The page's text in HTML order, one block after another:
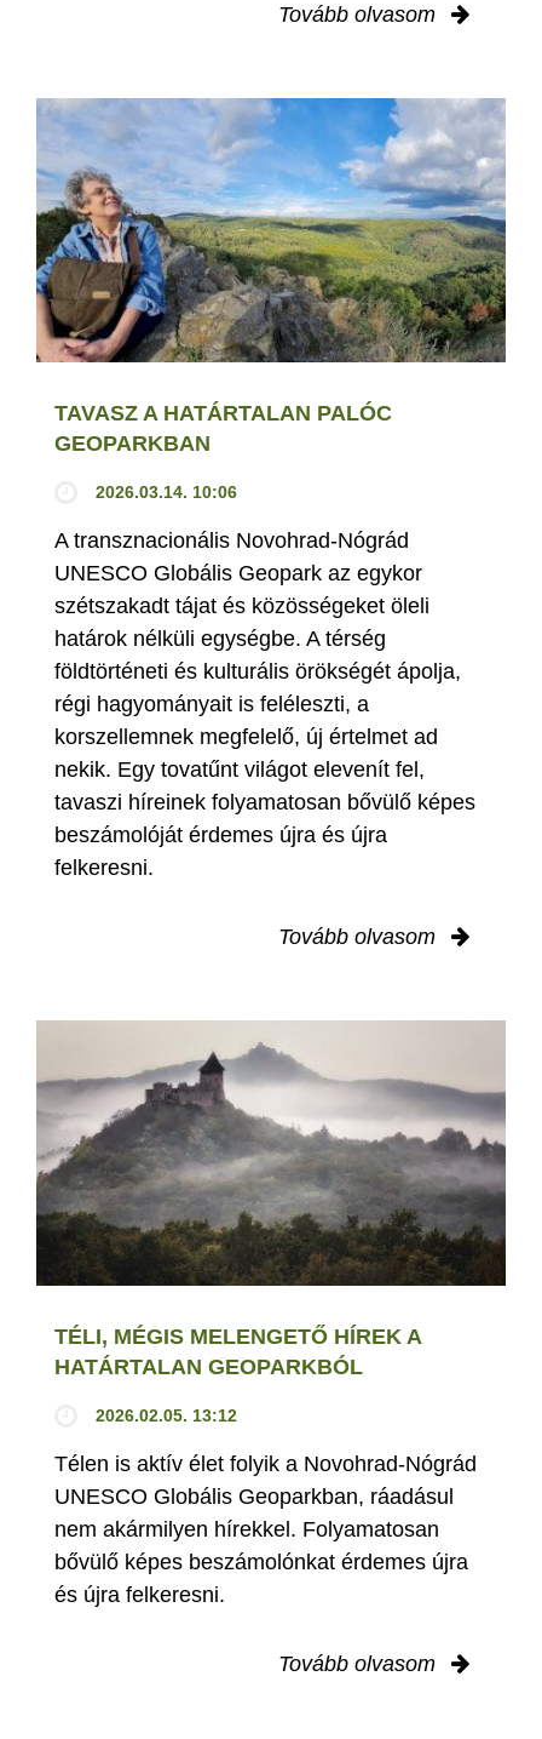
Tovább olvasom
TAVASZ A HATÁRTALAN PALÓC
GEOPARKBAN
2026.03.14. 10:06
A transznacionális Novohrad-Nógrád
UNESCO Globális Geopark az egykor
szétszakadt tájat és közösségeket öleli
határok nélküli egységbe. A térség
földtörténeti és kulturális örökségét ápolja,
régi hagyományait is feléleszti, a
korszellemnek megfelelő, új értelmet ad
nekik. Egy tovatűnt világot elevenít fel,
tavaszi híreinek folyamatosan bővülő képes
beszámolóját érdemes újra és újra
felkeresni.
Tovább olvasom
TÉLI, MÉGIS MELENGETŐ HÍREK A
HATÁRTALAN GEOPARKBÓL
2026.02.05. 13:12
Télen is aktív élet folyik a Novohrad-Nógrád
UNESCO Globális Geoparkban, ráadásul
nem akármilyen hírekkel. Folyamatosan
bővülő képes beszámolónkat érdemes újra
és újra felkeresni.
Tovább olvasom